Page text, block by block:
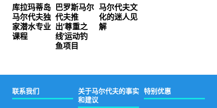
库拉玛蒂岛
马尔代夫独
家潜水专业
课程
巴罗斯马尔
代夫推
出‘尊重之
线’运动钓
鱼项目
马尔代夫文
化的迷人见
解
联系我们
关于马尔代夫的事实
和建议
特别优惠